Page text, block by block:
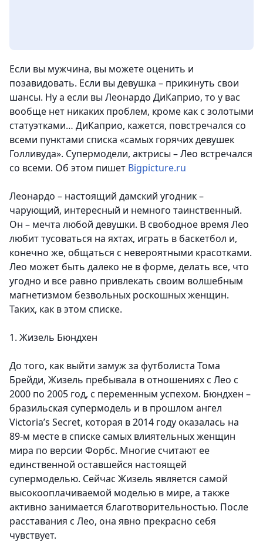
Если вы мужчина, вы можете оценить и
позавидовать. Если вы девушка – прикинуть свои
шансы. Ну а если вы Леонардо ДиКаприо, то у вас
вообще нет никаких проблем, кроме как с золотыми
статуэтками… ДиКаприо, кажется, повстречался со
всеми пунктами списка «самых горячих девушек
Голливуда». Супермодели, актрисы – Лео встречался
со всеми. Об этом пишет Bigpicture.ru
Леонардо – настоящий дамский угодник –
чарующий, интересный и немного таинственный.
Он – мечта любой девушки. В свободное время Лео
любит тусоваться на яхтах, играть в баскетбол и,
конечно же, общаться с невероятными красотками.
Лео может быть далеко не в форме, делать все, что
угодно и все равно привлекать своим волшебным
магнетизмом безвольных роскошных женщин.
Таких, как в этом списке.
1. Жизель Бюндхен
До того, как выйти замуж за футболиста Тома
Брейди, Жизель пребывала в отношениях с Лео с
2000 по 2005 год, с переменным успехом. Бюндхен –
бразильская супермодель и в прошлом ангел
Victoria’s Secret, которая в 2014 году оказалась на
89-м месте в списке самых влиятельных женщин
мира по версии Форбс. Многие считают ее
единственной оставшейся настоящей
супермоделью. Сейчас Жизель является самой
высокооплачиваемой моделью в мире, а также
активно занимается благотворительностью. После
расставания с Лео, она явно прекрасно себя
чувствует.